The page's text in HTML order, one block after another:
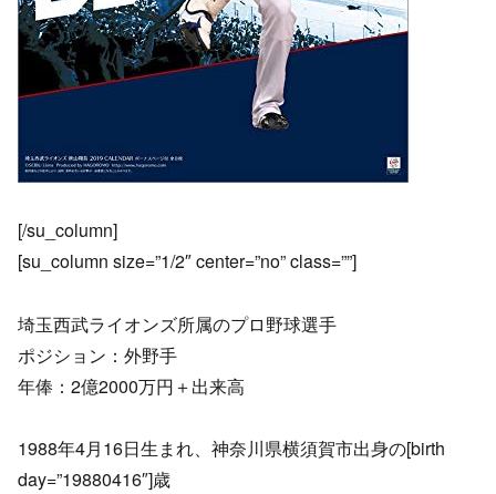
[/su_column]
[su_column size=”1/2″ center=”no” class=””]
埼玉西武ライオンズ所属のプロ野球選手
ポジション：外野手
年俸：2億2000万円＋出来高
1988年4月16日生まれ、神奈川県横須賀市出身の[birth
day=”19880416″]歳